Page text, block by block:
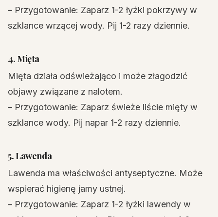
– Przygotowanie: Zaparz 1-2 łyżki pokrzywy w
szklance wrzącej wody. Pij 1-2 razy dziennie.
4. Mięta
Mięta działa odświeżająco i może złagodzić
objawy związane z nalotem.
– Przygotowanie: Zaparz świeże liście mięty w
szklance wody. Pij napar 1-2 razy dziennie.
5. Lawenda
Lawenda ma właściwości antyseptyczne. Może
wspierać higienę jamy ustnej.
– Przygotowanie: Zaparz 1-2 łyżki lawendy w